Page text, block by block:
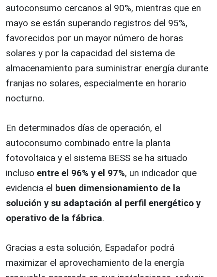
autoconsumo cercanos al 90%, mientras que en
mayo se están superando registros del 95%,
favorecidos por un mayor número de horas
solares y por la capacidad del sistema de
almacenamiento para suministrar energía durante
franjas no solares, especialmente en horario
nocturno.
En determinados días de operación, el
autoconsumo combinado entre la planta
fotovoltaica y el sistema BESS se ha situado
incluso entre el 96% y el 97%, un indicador que
evidencia el buen dimensionamiento de la
solución y su adaptación al perfil energético y
operativo de la fábrica.
Gracias a esta solución, Espadafor podrá
maximizar el aprovechamiento de la energía